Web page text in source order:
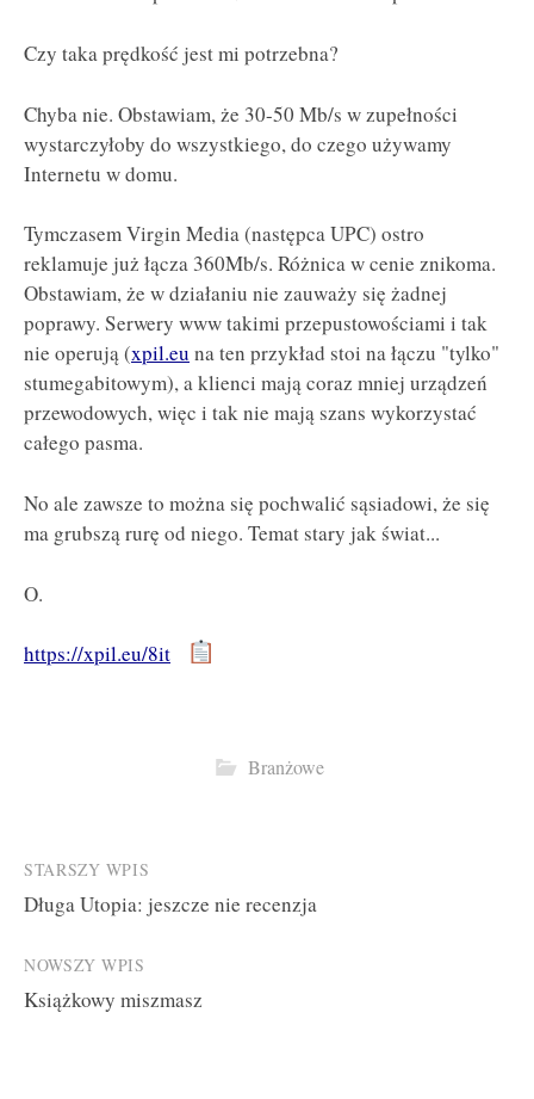
Czy taka prędkość jest mi potrzebna?
Chyba nie. Obstawiam, że 30-50 Mb/s w zupełności
wystarczyłoby do wszystkiego, do czego używamy
Internetu w domu.
Tymczasem Virgin Media (następca UPC) ostro
reklamuje już łącza 360Mb/s. Różnica w cenie znikoma.
Obstawiam, że w działaniu nie zauważy się żadnej
poprawy. Serwery www takimi przepustowościami i tak
nie operują (xpil.eu na ten przykład stoi na łączu "tylko"
stumegabitowym), a klienci mają coraz mniej urządzeń
przewodowych, więc i tak nie mają szans wykorzystać
całego pasma.
No ale zawsze to można się pochwalić sąsiadowi, że się
ma grubszą rurę od niego. Temat stary jak świat...
O.
https://xpil.eu/8it
Branżowe
Post
navigation
STARSZY WPIS
Długa Utopia: jeszcze nie recenzja
NOWSZY WPIS
Książkowy miszmasz